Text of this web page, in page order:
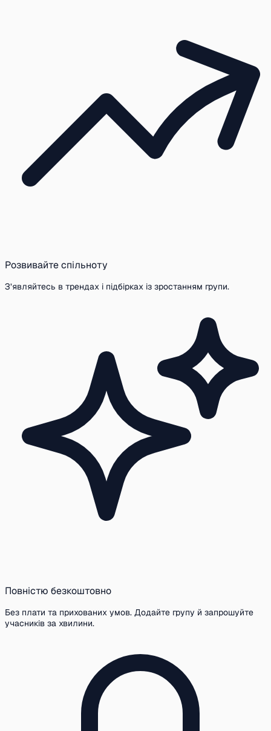
Розвивайте спільноту
З’являйтесь в трендах і підбірках із зростанням групи.
Повністю безкоштовно
Без плати та прихованих умов. Додайте групу й запрошуйте
учасників за хвилини.